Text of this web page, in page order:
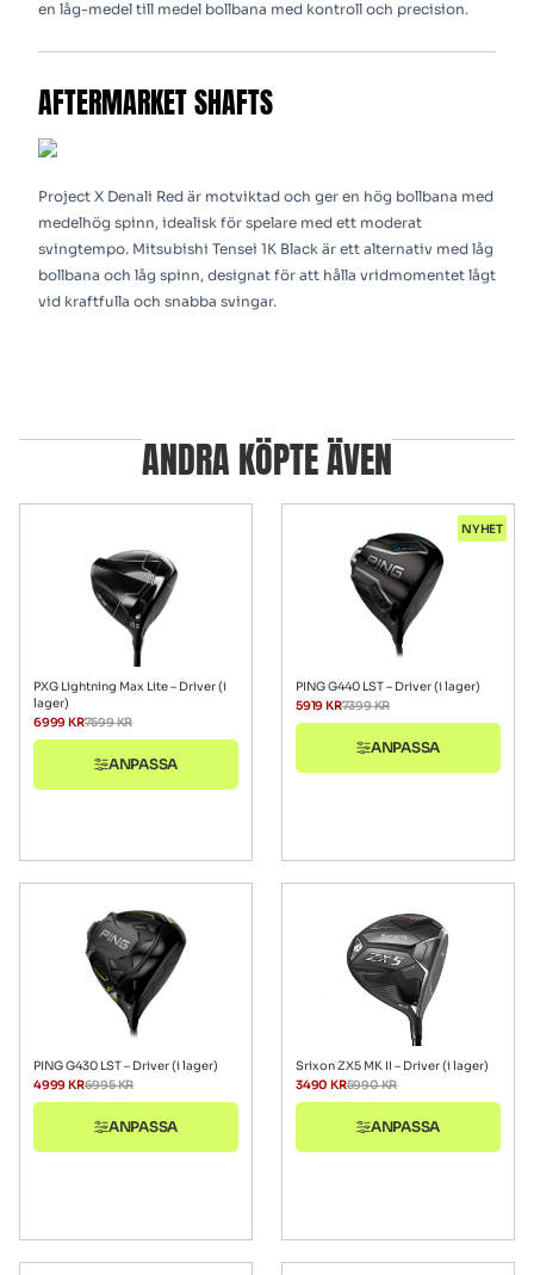
en låg-medel till medel bollbana med kontroll och precision.
AFTERMARKET SHAFTS
Project X Denali Red är motviktad och ger en hög bollbana med
medelhög spinn, idealisk för spelare med ett moderat
svingtempo. Mitsubishi Tensei 1K Black är ett alternativ med låg
bollbana och låg spinn, designat för att hålla vridmomentet lågt
vid kraftfulla och snabba svingar.
ANDRA KÖPTE ÄVEN
PXG Lightning Max Lite – Driver (i
lager)
7599KR
6999KR
ANPASSA
NYHET
PING G440 LST – Driver (i lager)
7399KR
5919KR
ANPASSA
PING G430 LST – Driver (i lager)
6995KR
4999KR
ANPASSA
Srixon ZX5 MK II – Driver (i lager)
5990KR
3490 KR
ANPASSA